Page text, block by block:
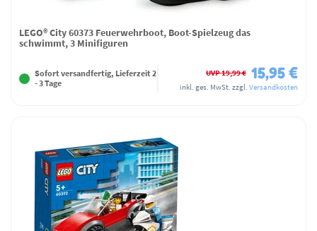
LEGO® City 60373 Feuerwehrboot, Boot-Spielzeug das
schwimmt, 3 Minifiguren
Sofort versandfertig, Lieferzeit 2
- 3 Tage
UVP 19,99 € 15,95 €
inkl. ges. MwSt. zzgl. Versandkosten